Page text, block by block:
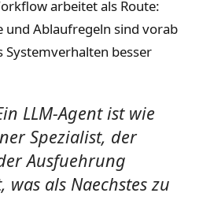
arbeitet als Route:
und Ablaufregeln sind vorab
besser
LLM-Agent ist wie
Spezialist, der
Ausfuehrung
was als Naechstes zu